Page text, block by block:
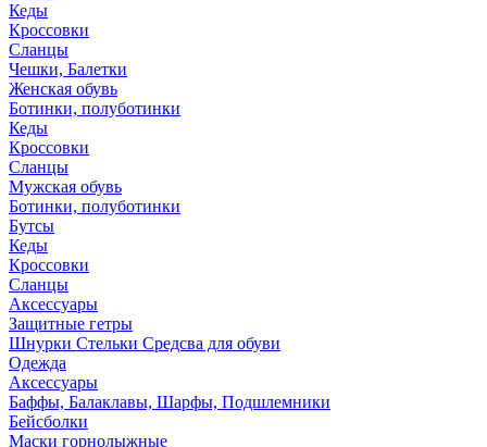
Кеды
Кроссовки
Сланцы
Чешки, Балетки
Женская обувь
Ботинки, полуботинки
Кеды
Кроссовки
Сланцы
Мужская обувь
Ботинки, полуботинки
Бутсы
Кеды
Кроссовки
Сланцы
Аксессуары
Защитные гетры
Шнурки Стельки Средсва для обуви
Одежда
Аксессуары
Баффы, Балаклавы, Шарфы, Подшлемники
Бейсболки
Маски горнолыжные